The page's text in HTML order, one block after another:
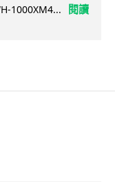
1000XM4...
閱讀